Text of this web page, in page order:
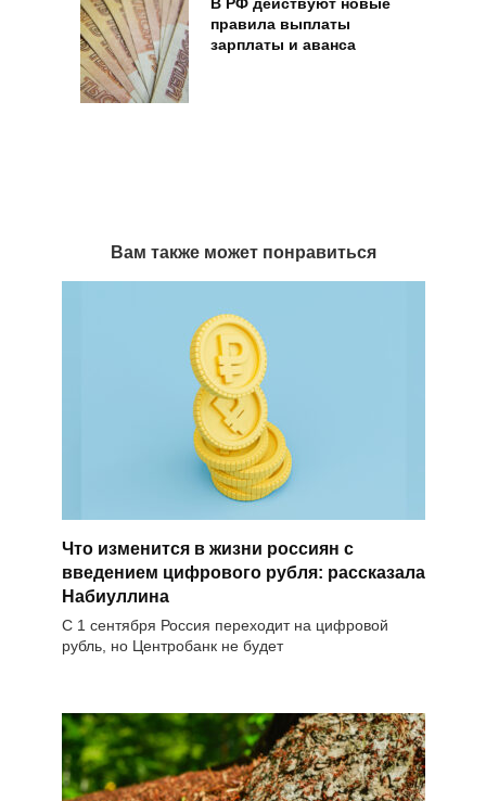
В РФ действуют новые
правила выплаты
зарплаты и аванса
Вам также может понравиться
Что изменится в жизни россиян с
введением цифрового рубля: рассказала
Набиуллина
С 1 сентября Россия переходит на цифровой
рубль, но Центробанк не будет